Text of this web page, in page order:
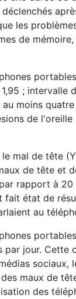
les
de mémoire,
; intervalle
moins
de l'oreille
mal de tête
de tête et
rapport à 20
fait état de
au
par jour. Cette
sociaux,
maux de
des